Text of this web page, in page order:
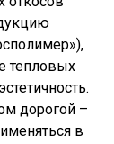
тепловых
дорогой –
в